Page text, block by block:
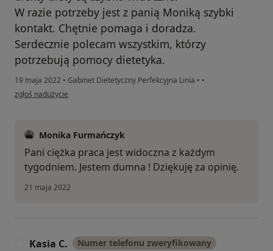
W razie potrzeby jest z panią Moniką szybki
kontakt. Chętnie pomaga i doradza.
Serdecznie polecam wszystkim, którzy
potrzebują pomocy dietetyka.
19 maja 2022 • Gabinet Dietetyczny Perfekcyjna Linia • •
w opinii użytkownika Katarzyna
zgłoś nadużycie
Monika Furmańczyk
Pani ciężka praca jest widoczna z każdym
tygodniem. Jestem dumna ! Dziękuję za opinię.
21 maja 2022
Kasia C. Numer telefonu zweryfikowany